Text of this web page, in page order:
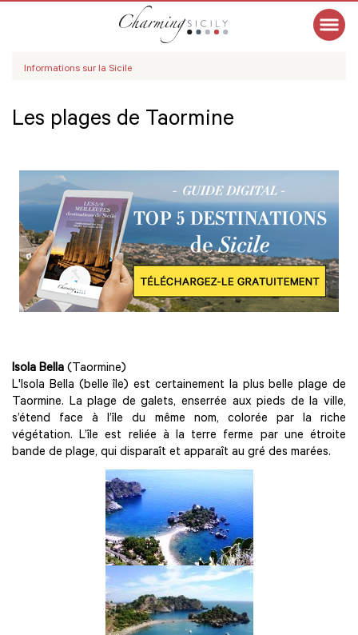
Informations sur la Sicile
Les plages de Taormine
Isola Bella (Taormine)
L'Isola Bella (belle île) est certainement la plus belle plage de
Taormine. La plage de galets, enserrée aux pieds de la ville,
s’étend face à l’île du même nom, colorée par la riche
végétation. L’île est reliée à la terre ferme par une étroite
bande de plage, qui disparaît et apparaît au gré des marées.